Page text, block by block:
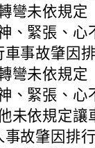
彎未依規定
、緊張、心
車事故肇因
彎未依規定
、緊張、心
未依規定讓
事故肇因排行